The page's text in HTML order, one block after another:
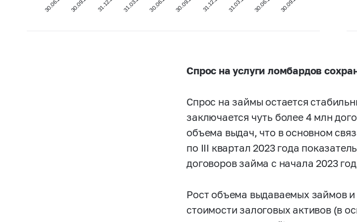
Спрос на услуги ломбардов
Спрос на займы остается
заключается чуть более 4 млн
объема выдач, что в основном
по III квартал 2023 года
договоров займа с начала 2023
Рост объема выдаваемых займов и
стоимости залоговых активов (в